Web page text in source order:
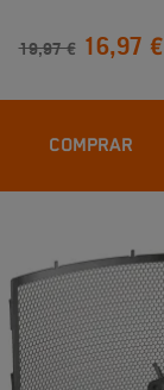
19,97 € 16,97 €
COMPRAR